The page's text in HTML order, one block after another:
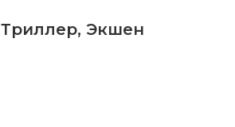
Триллер, Экшен